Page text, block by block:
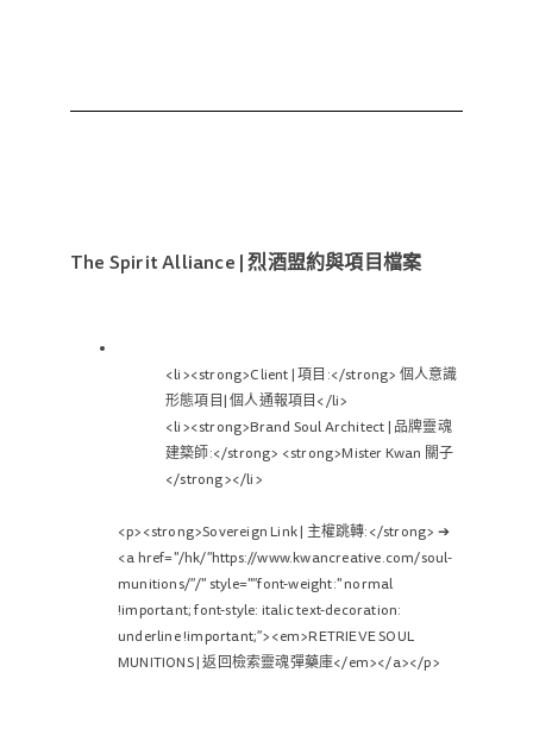
The Spirit Alliance | 烈酒盟約與項目檔案
<li><strong>Client | 項目:</strong> 個人意識
形態項目| 個人通報項目</li>
<li><strong>Brand Soul Architect | 品牌靈魂
建築師:</strong> <strong>Mister Kwan 關子
</strong></li>
<p><strong>Sovereign Link | 主權跳轉:</strong> ➔
<a href="/hk/”https://www.kwancreative.com/soul-
munitions/”/" style="”font-weight:" normal
!important; font-style: italic text-decoration:
underline !important;”><em>RETRIEVE SOUL
MUNITIONS | 返回檢索靈魂彈藥庫</em></a></p>